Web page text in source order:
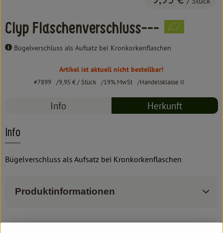
Süß & Pikant
Getränke
Über uns
Clyp Flaschenverschluss---
Bügelverschluss als Aufsatz bei Kronkorkenflaschen
Artikel ist aktuell nicht bestellbar!
#7899 9,95 €/ Stück 19% MwSt Handelsklasse II
Info Herkunft
Info
Bügelverschluss als Aufsatz bei Kronkorkenflaschen
Produktinformationen